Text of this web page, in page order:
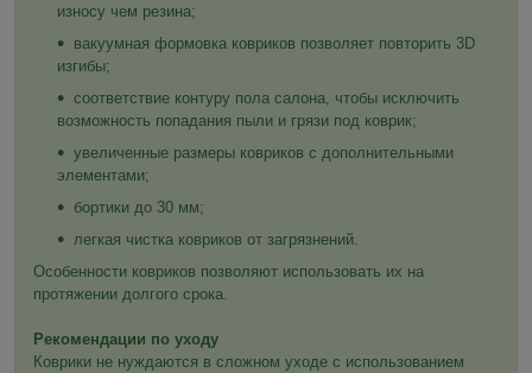
износу чем резина;
вакуумная формовка ковриков позволяет повторить 3D
изгибы;
соответствие контуру пола салона, чтобы исключить
возможность попадания пыли и грязи под коврик;
увеличенные размеры ковриков с дополнительными
элементами;
бортики до 30 мм;
легкая чистка ковриков от загрязнений.
Особенности ковриков позволяют использовать их на
протяжении долгого срока.
Рекомендации по уходу
Коврики не нуждаются в сложном уходе с использованием